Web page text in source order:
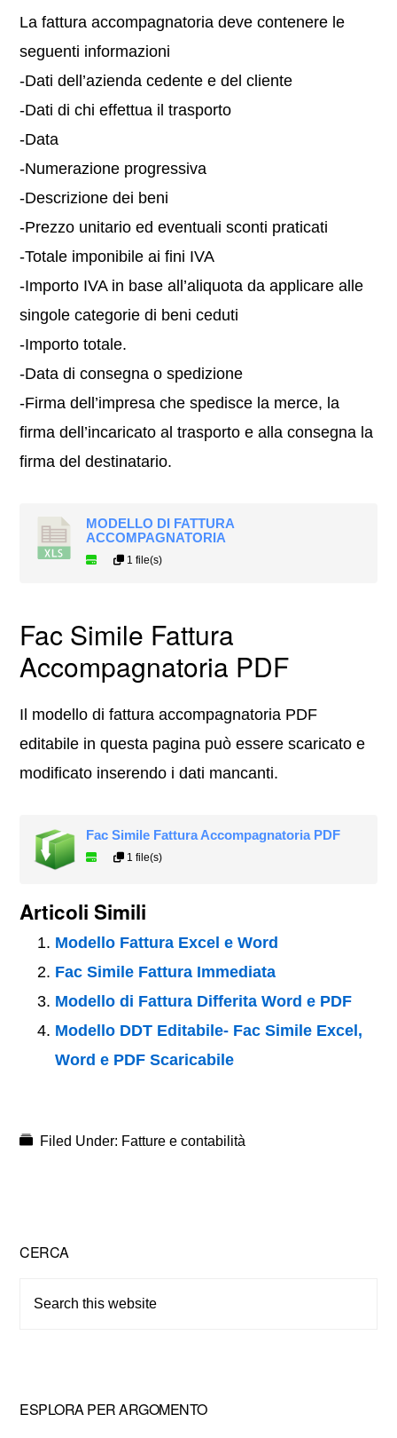
La fattura accompagnatoria deve contenere le
seguenti informazioni
-Dati dell’azienda cedente e del cliente
-Dati di chi effettua il trasporto
-Data
-Numerazione progressiva
-Descrizione dei beni
-Prezzo unitario ed eventuali sconti praticati
-Totale imponibile ai fini IVA
-Importo IVA in base all’aliquota da applicare alle
singole categorie di beni ceduti
-Importo totale.
-Data di consegna o spedizione
-Firma dell’impresa che spedisce la merce, la
firma dell’incaricato al trasporto e alla consegna la
firma del destinatario.
MODELLO DI FATTURA
ACCOMPAGNATORIA
1 file(s)
Fac Simile Fattura
Accompagnatoria PDF
Il modello di fattura accompagnatoria PDF
editabile in questa pagina può essere scaricato e
modificato inserendo i dati mancanti.
Fac Simile Fattura Accompagnatoria PDF
1 file(s)
Articoli Simili
Modello Fattura Excel e Word
Fac Simile Fattura Immediata
Modello di Fattura Differita Word e PDF
Modello DDT Editabile- Fac Simile Excel,
Word e PDF Scaricabile
Filed Under: Fatture e contabilità
Primary
Sidebar
CERCA
ESPLORA PER ARGOMENTO